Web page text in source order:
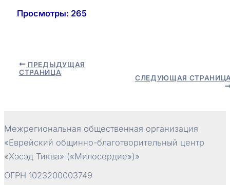
Просмотры: 265
Навигация
ПРЕДЫДУЩАЯ
СТРАНИЦА
СЛЕДУЮЩАЯ
Межрегиональная общественная организация
«Еврейский общинно-благотворительный центр
«Хэсэд Тиква» («Милосердие»)»
ОГРН 1023200003749